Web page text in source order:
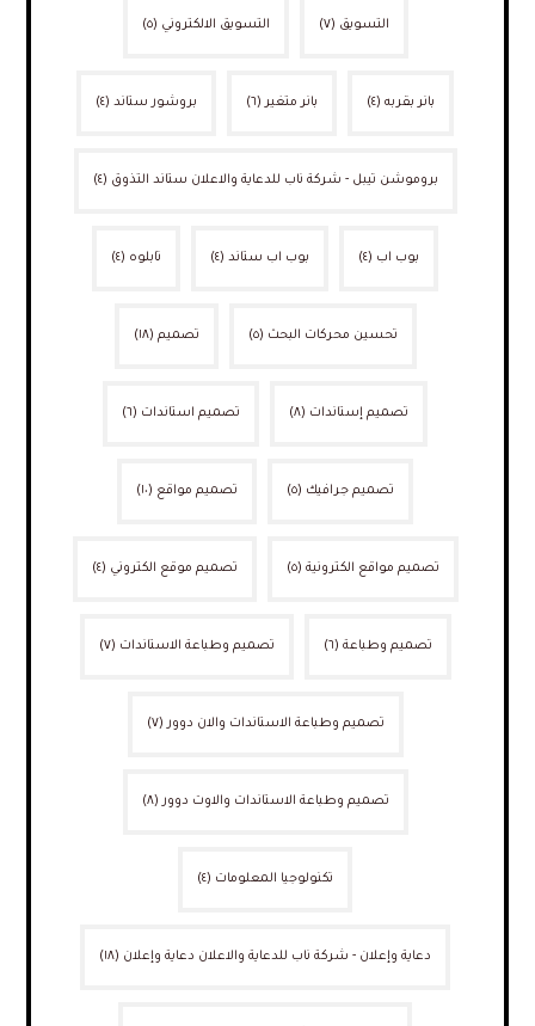
التسويق (٧) التسويق الالكتروني (٥)
بانر بقربه (٤) بانر متغير (٦) بروشور ستاند (٤)
بروموشن تيبل - شركة ناب للدعاية والاعلان ستاند التذوق (٤)
بوب اب (٤) بوب اب ستاند (٤) تابلوه (٤)
تحسين محركات البحث (٥) تصميم (١٨)
تصميم إستاندات (٨) تصميم استاندات (٦)
تصميم جرافيك (٥) تصميم مواقع (١٠)
تصميم مواقع الكترونية (٥) تصميم موقع الكتروني (٤)
تصميم وطباعة (٦) تصميم وطباعة الاستاندات (٧)
تصميم وطباعة الاستاندات والان دوور (٧)
تصميم وطباعة الاستاندات والاوت دوور (٨)
تكنولوجيا المعلومات (٤)
دعاية وإعلان - شركة ناب للدعاية والاعلان دعاية وإعلان (١٨)